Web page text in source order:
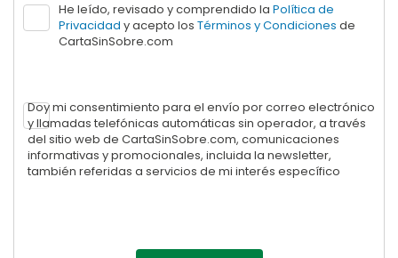
He leído, revisado y comprendido la Política de
Privacidad y acepto los Términos y Condiciones de
CartaSinSobre.com
Doy mi consentimiento para el envío por correo electrónico
y llamadas telefónicas automáticas sin operador, a través
del sitio web de CartaSinSobre.com, comunicaciones
informativas y promocionales, incluida la newsletter,
también referidas a servicios de mi interés específico